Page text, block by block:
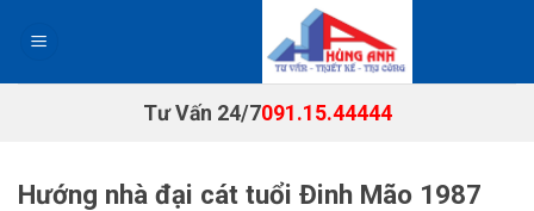
Tư Vấn 24/7091.15.44444
Hướng nhà đại cát tuổi Đinh Mão 1987